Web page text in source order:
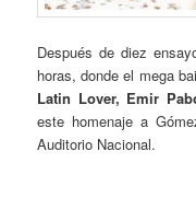
Después de diez
horas, donde el mega
Latin Lover, Emir
este homenaje a
Auditorio Nacional.